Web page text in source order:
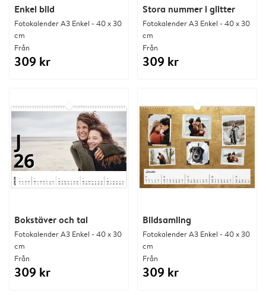
Enkel bild
Fotokalender A3 Enkel - 40 x 30
cm
Från
309 kr
Stora nummer i glitter
Fotokalender A3 Enkel - 40 x 30
cm
Från
309 kr
Bokstäver och tal
Fotokalender A3 Enkel - 40 x 30
cm
Från
309 kr
Bildsamling
Fotokalender A3 Enkel - 40 x 30
cm
Från
309 kr